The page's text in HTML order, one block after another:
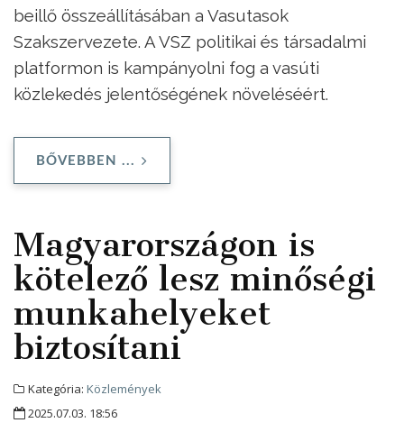
beillő összeállításában a Vasutasok
Szakszervezete. A VSZ politikai és társadalmi
platformon is kampányolni fog a vasúti
közlekedés jelentőségének növeléséért.
BŐVEBBEN ...
Magyarországon is
kötelező lesz minőségi
munkahelyeket
biztosítani
Kategória: Közlemények
2025.07.03. 18:56